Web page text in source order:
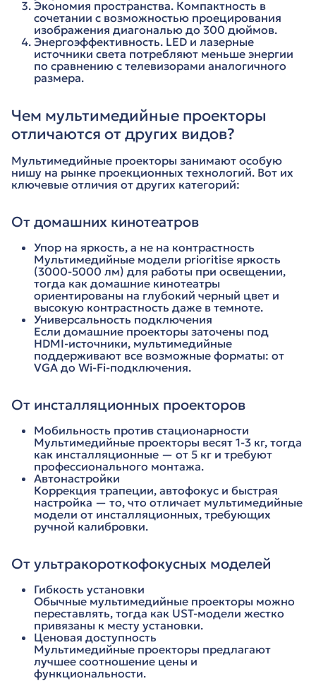
Экономия пространства. Компактность в
сочетании с возможностью проецирования
изображения диагональю до 300 дюймов.
Энергоэффективность. LED и лазерные
источники света потребляют меньше энергии
по сравнению с телевизорами аналогичного
размера.
Чем мультимедийные проекторы
отличаются от других видов?
Мультимедийные проекторы занимают особую
нишу на рынке проекционных технологий. Вот их
ключевые отличия от других категорий:
От домашних кинотеатров
Упор на яркость, а не на контрастность
Мультимедийные модели prioritise яркость
(3000-5000 лм) для работы при освещении,
тогда как домашние кинотеатры
ориентированы на глубокий черный цвет и
высокую контрастность даже в темноте.
Универсальность подключения
Если домашние проекторы заточены под
HDMI-источники, мультимедийные
поддерживают все возможные форматы: от
VGA до Wi-Fi-подключения.
От инсталляционных проекторов
Мобильность против стационарности
Мультимедийные проекторы весят 1-3 кг, тогда
как инсталляционные — от 5 кг и требуют
профессионального монтажа.
Автонастройки
Коррекция трапеции, автофокус и быстрая
настройка — то, что отличает мультимедийные
модели от инсталляционных, требующих
ручной калибровки.
От ультракороткофокусных моделей
Гибкость установки
Обычные мультимедийные проекторы можно
переставлять, тогда как UST-модели жестко
привязаны к месту установки.
Ценовая доступность
Мультимедийные проекторы предлагают
лучшее соотношение цены и
функциональности.